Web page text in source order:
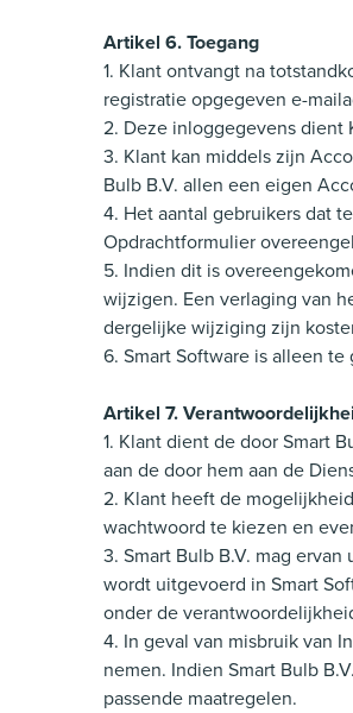
Artikel 6. Toegang
1. Klant ontvangt na
registratie opgegeven e-
2. Deze inloggegevens dient
3. Klant kan middels zijn
Bulb B.V. allen een eigen
4. Het aantal gebruikers dat
Opdrachtformulier
5. Indien dit is
wijzigen. Een verlaging van
dergelijke wijziging zijn
6. Smart Software is alleen
Artikel 7.
1. Klant dient de door Smart
aan de door hem aan de
2. Klant heeft de
wachtwoord te kiezen en
3. Smart Bulb B.V. mag
wordt uitgevoerd in Smart
onder de
4. In geval van misbruik van
nemen. Indien Smart Bulb
passende maatregelen.